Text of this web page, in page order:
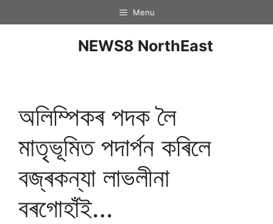
Menu
NEWS8 NorthEast
অলিম্পিকৰ পদক লৈ
মাতৃভূমিত পদাৰ্পন কৰিলে
বজ্ৰকন্যা লাভলীনা
বৰগোহাঁই…